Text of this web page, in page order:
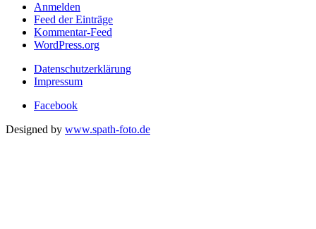
Anmelden
Feed der Einträge
Kommentar-Feed
WordPress.org
Datenschutzerklärung
Impressum
Facebook
Designed by www.spath-foto.de